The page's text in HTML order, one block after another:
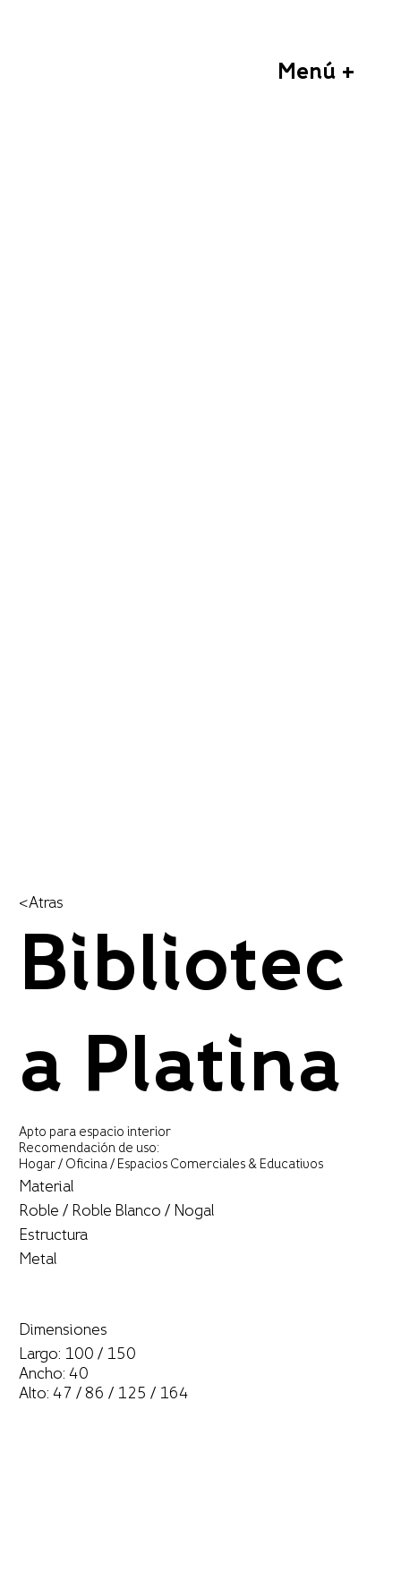
Menú +
<Atras
Bibliotec
a Platina
Apto para espacio interior
Recomendación de uso:
Hogar / Oficina / Espacios Comerciales & Educativos
Material
Roble / Roble Blanco / Nogal
Estructura
Metal
Dimensiones
Largo: 100 / 150
Ancho: 40
Alto: 47 / 86 / 125 / 164